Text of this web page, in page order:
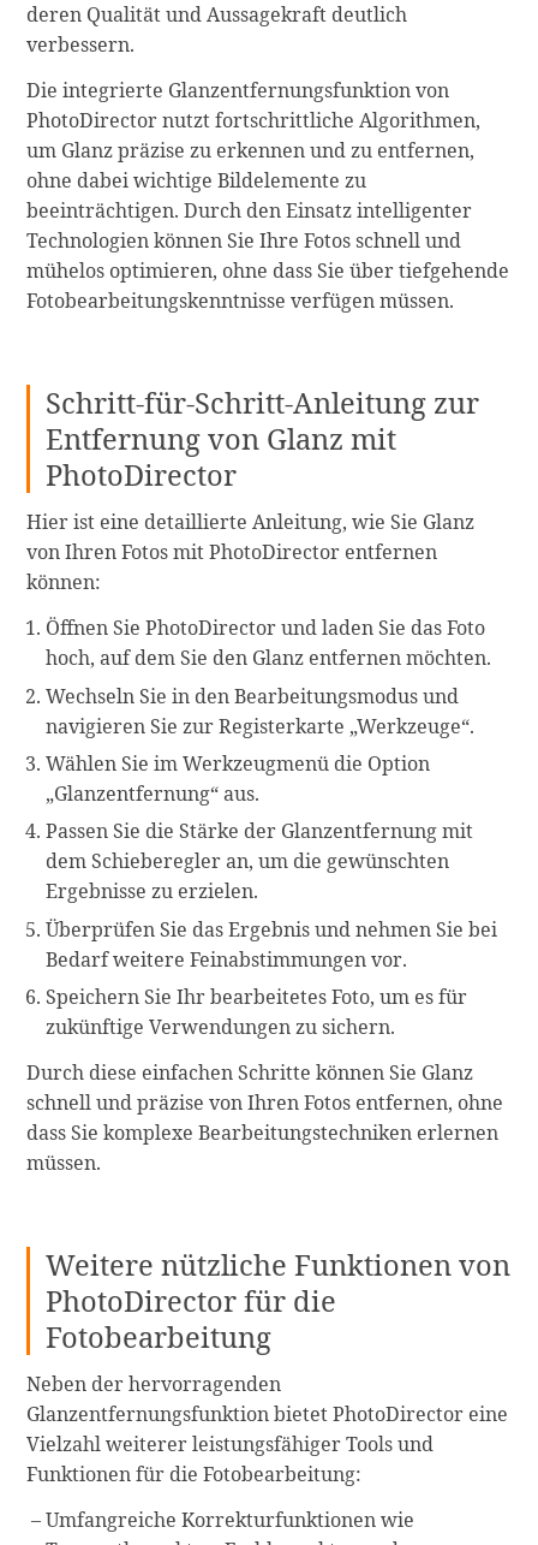
deren Qualität und Aussagekraft deutlich
verbessern.
Die integrierte Glanzentfernungsfunktion von
PhotoDirector nutzt fortschrittliche Algorithmen,
um Glanz präzise zu erkennen und zu entfernen,
ohne dabei wichtige Bildelemente zu
beeinträchtigen. Durch den Einsatz intelligenter
Technologien können Sie Ihre Fotos schnell und
mühelos optimieren, ohne dass Sie über tiefgehende
Fotobearbeitungskenntnisse verfügen müssen.
Schritt-für-Schritt-Anleitung zur
Entfernung von Glanz mit
PhotoDirector
Hier ist eine detaillierte Anleitung, wie Sie Glanz
von Ihren Fotos mit PhotoDirector entfernen
können:
Öffnen Sie PhotoDirector und laden Sie das Foto
hoch, auf dem Sie den Glanz entfernen möchten.
Wechseln Sie in den Bearbeitungsmodus und
navigieren Sie zur Registerkarte „Werkzeuge“.
Wählen Sie im Werkzeugmenü die Option
„Glanzentfernung“ aus.
Passen Sie die Stärke der Glanzentfernung mit
dem Schieberegler an, um die gewünschten
Ergebnisse zu erzielen.
Überprüfen Sie das Ergebnis und nehmen Sie bei
Bedarf weitere Feinabstimmungen vor.
Speichern Sie Ihr bearbeitetes Foto, um es für
zukünftige Verwendungen zu sichern.
Durch diese einfachen Schritte können Sie Glanz
schnell und präzise von Ihren Fotos entfernen, ohne
dass Sie komplexe Bearbeitungstechniken erlernen
müssen.
Weitere nützliche Funktionen von
PhotoDirector für die
Fotobearbeitung
Neben der hervorragenden
Glanzentfernungsfunktion bietet PhotoDirector eine
Vielzahl weiterer leistungsfähiger Tools und
Funktionen für die Fotobearbeitung:
Umfangreiche Korrekturfunktionen wie